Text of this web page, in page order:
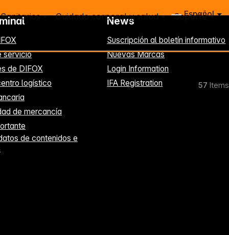
Español
Sanitarios Cuidado corporal y salud Soporte
57 Items
servicio
de DIFOX
logístico
de mercancía
de contenidos e
News
Suscripción al boletín informativo
Nuevas Marcas
Login Information
IFA Registration